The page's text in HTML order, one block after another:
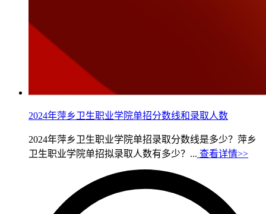
2024年萍乡卫生职业学院单招分数线和录取人数
2024年萍乡卫生职业学院单招录取分数线是多少？萍乡
卫生职业学院单招拟录取人数有多少？... 查看详情>>